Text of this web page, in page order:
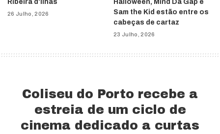
Ribeira d’Ilhas
26 Julho, 2026
Halloween, Mind Da Gap e
Sam the Kid estão entre os
cabeças de cartaz
23 Julho, 2026
Coliseu do Porto recebe a
estreia de um ciclo de
cinema dedicado a curtas